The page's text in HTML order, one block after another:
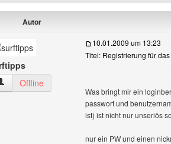
Autor
Benutzer-Profile anzeigen
Offline
10.01.2009 um 13:23
Titel: Registrierung für
Was bringt mir ein
passwort und
ist) ist nicht nur unseriös
nur ein PW und einen